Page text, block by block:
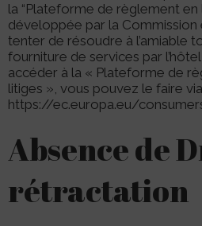
la “Plateforme de règlement en
développée par la Commission
tenter de résoudre à l’amiable
fourniture de services par
accéder à la « Plateforme de
litiges », vous pouvez le faire
https://ec.europa.eu/
Absence de
rétractation